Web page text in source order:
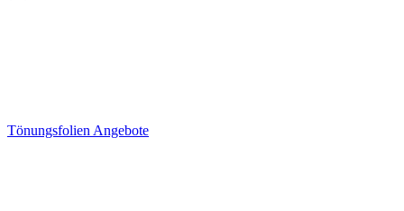
Tönungsfolien Angebote